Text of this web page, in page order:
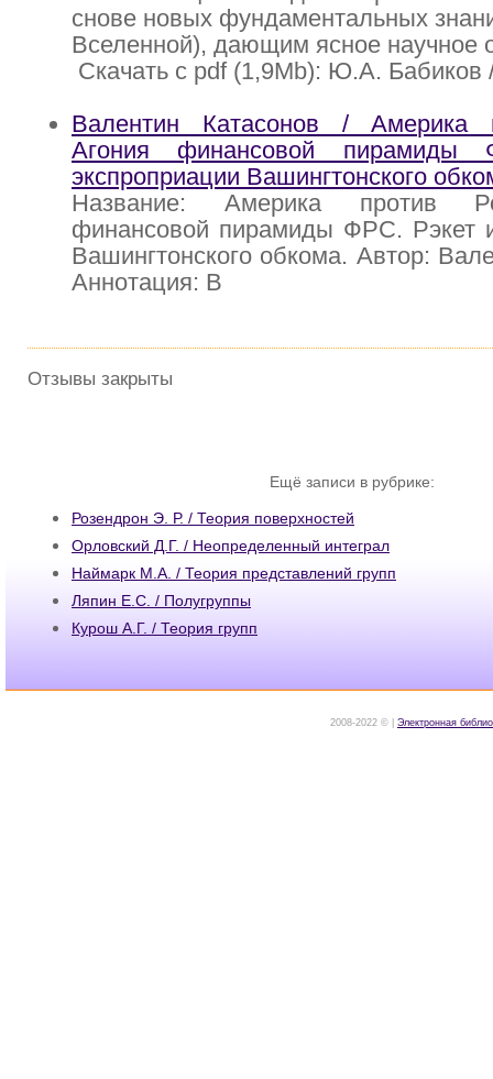
снове новых фундаментальных
Вселенной), дающим ясное научное
Скачать с pdf (1,9Mb): Ю.А. Бабиков
Валентин Катасонов / Америка
Агония финансовой
экспроприации Вашингтонского
Название: Америка против
финансовой пирамиды ФРС. Рэкет
Вашингтонского обкома. Автор:
Аннотация: В
Отзывы закрыты
Ещё записи в рубрике:
Розендрон Э. Р. / Теория поверхностей
Орловский Д.Г. / Неопределенный интеграл
Наймарк М.А. / Теория представлений групп
Ляпин Е.С. / Полугруппы
Курош А.Г. / Теория групп
2008-2022 © | Электронная